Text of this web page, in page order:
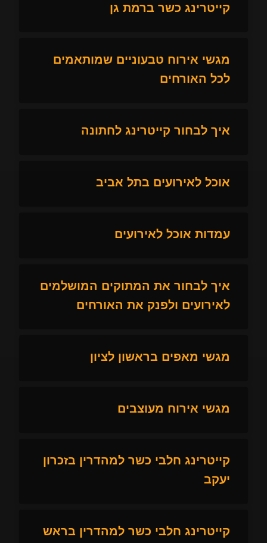
קייטרינג כשר ברמת גן
מגשי אירוח טבעוניים שמותאמים
לכל האורחים
איך לבחור קייטרינג לחתונה
אוכל לאירועים בתל אביב
עמדות אוכל לאירועים
איך לבחור את המתוקים המושלמים
לאירועים ולפנק את האורחים
מגשי מאפים בראשון לציון
מגשי אירוח מעוצבים
קייטרינג חלבי כשר למהדרין בזכרון
יעקב
קייטרינג חלבי כשר למהדרין בראש